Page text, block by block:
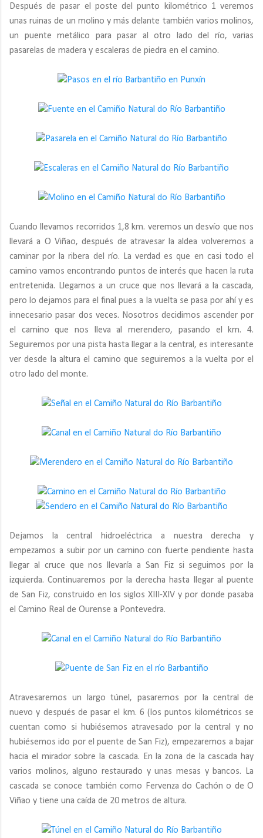
Después de pasar el poste del punto kilométrico 1 veremos
unas ruinas de un molino y más delante también varios molinos,
un puente metálico para pasar al otro lado del río, varias
pasarelas de madera y escaleras de piedra en el camino.
Cuando llevamos recorridos 1,8 km. veremos un desvío que nos
llevará a O Viñao, después de atravesar la aldea volveremos a
caminar por la ribera del río. La verdad es que en casi todo el
camino vamos encontrando puntos de interés que hacen la ruta
entretenida. Llegamos a un cruce que nos llevará a la cascada,
pero lo dejamos para el final pues a la vuelta se pasa por ahí y es
innecesario pasar dos veces. Nosotros decidimos ascender por
el camino que nos lleva al merendero, pasando el km. 4.
Seguiremos por una pista hasta llegar a la central, es interesante
ver desde la altura el camino que seguiremos a la vuelta por el
otro lado del monte.
Dejamos la central hidroeléctrica a nuestra derecha y
empezamos a subir por un camino con fuerte pendiente hasta
llegar al cruce que nos llevaría a San Fiz si seguimos por la
izquierda. Continuaremos por la derecha hasta llegar al puente
de San Fiz, construido en los siglos XIII-XIV y por donde pasaba
el Camino Real de Ourense a Pontevedra.
Atravesaremos un largo túnel, pasaremos por la central de
nuevo y después de pasar el km. 6 (los puntos kilométricos se
cuentan como si hubiésemos atravesado por la central y no
hubiésemos ido por el puente de San Fiz), empezaremos a bajar
hacia el mirador sobre la cascada. En la zona de la cascada hay
varios molinos, alguno restaurado y unas mesas y bancos. La
cascada se conoce también como Fervenza do Cachón o de O
Viñao y tiene una caída de 20 metros de altura.